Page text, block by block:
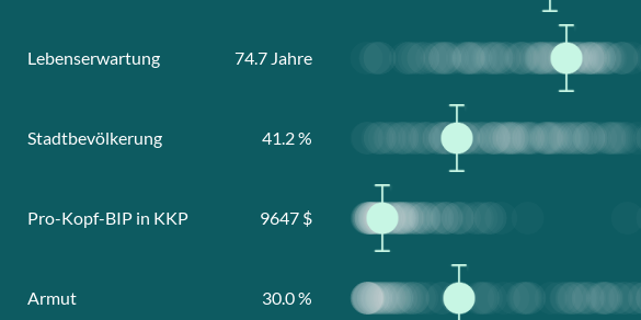
Lebenserwartung 74.7 Jahre
Stadtbevölkerung 41.2%
Pro-Kopf-BIP in KKP 9647 $
Armut 30.0%